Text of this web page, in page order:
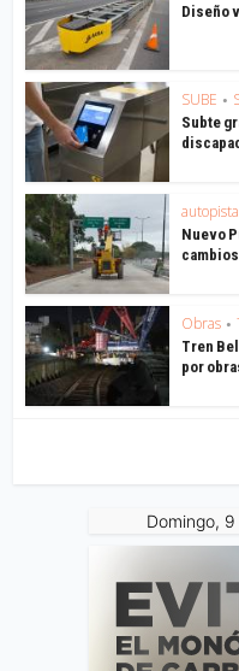
Diseño
SUBE •
Subte
Nuevo
Obras •
Tren
por
Domingo,